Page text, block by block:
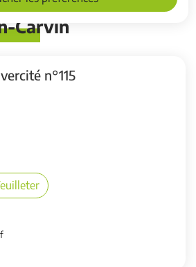
d'information de
Carvin
n°115